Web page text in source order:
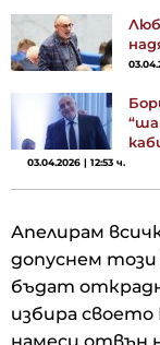
03.04.2026 | 12:53 ч.
Апелирам
допуснем
бъдат
избира своето